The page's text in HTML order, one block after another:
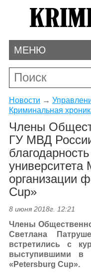
МЕНЮ
Новости →
Криминальная
Члены
ГУ МВД
организации
Cup»
8 июня 2018г. 12:21
Члены
Светлана
встретились с
выступившими в
«Petersburg Cup».